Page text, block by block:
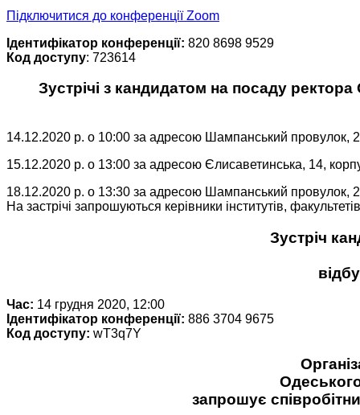
Підключитися до конференції Zoom
Ідентифікатор конференції: 820 8698 9529
Код доступу: 723614
Зустрічі з кандидатом на посаду
14.12.2020 р. о 10:00 за адресою Шампанський провулок, 2,
15.12.2020 р. о 13:00 за адресою Єлисаветинська, 14,
18.12.2020 р. о 13:30 за адресою Шампанський провулок, 2,
На застрічі запрошуються керівники інститутів,
Зустріч
Час: 14 грудня 2020, 12:00
Ідентифікатор конференції: 886 3704 9675
Код доступу: wT3q7Y
запрошує